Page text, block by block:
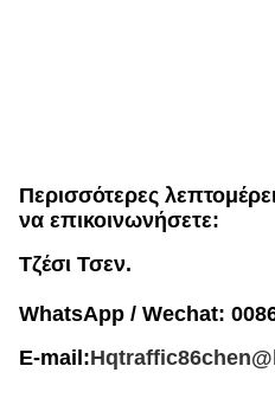
Περισσότερες
να επικοινωνήσετε:
Τζέσι Τσεν.
WhatsApp / Wechat:
E-mail: